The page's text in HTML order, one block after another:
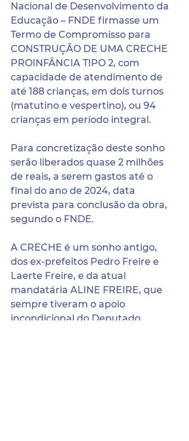
Nacional de Desenvolvimento da
Educação – FNDE firmasse um
Termo de Compromisso para
CONSTRUÇÃO DE UMA CRECHE
PROINFÂNCIA TIPO 2, com
capacidade de atendimento de
até 188 crianças, em dois turnos
(matutino e vespertino), ou 94
crianças em período integral.
​Para concretização deste sonho
serão liberados quase 2 milhões
de reais, a serem gastos até o
final do ano de 2024, data
prevista para conclusão da obra,
segundo o FNDE.
​A CRECHE é um sonho antigo,
dos ex-prefeitos Pedro Freire e
Laerte Freire, e da atual
mandatária ALINE FREIRE, que
sempre tiveram o apoio
incondicional do Deputado